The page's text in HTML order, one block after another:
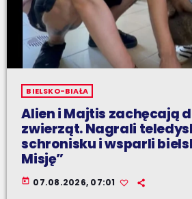
BIELSKO-BIAŁA
Alien i Majtis zachęcają
zwierząt. Nagrali
schronisku i wsparli
Misję”
today 07.08.2026, 07:01